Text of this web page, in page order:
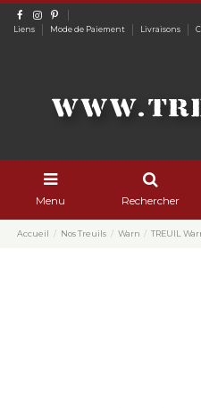
Liens Mode de Paiement Livraisons
Menu Rechercher
Accueil Nos Treuils Warn TREUIL